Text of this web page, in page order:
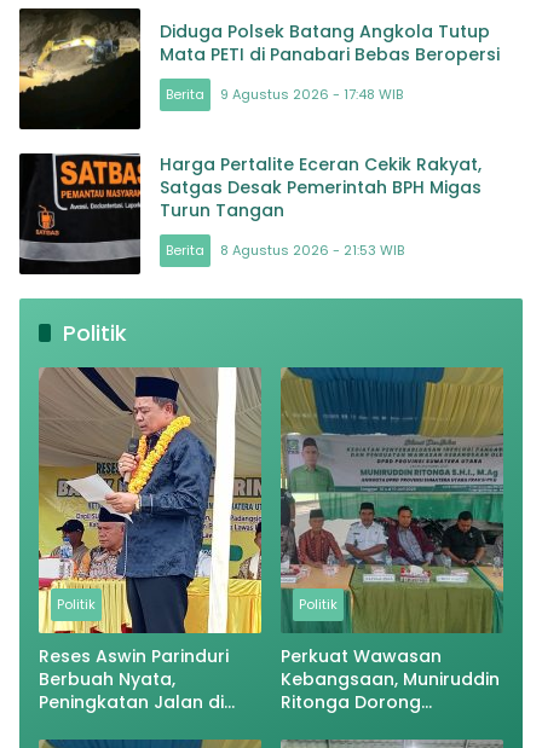
Diduga Polsek Batang Angkola Tutup
Mata PETI di Panabari Bebas Beropersi
Berita 9 Agustus 2026 - 17:48 WIB
Harga Pertalite Eceran Cekik Rakyat,
Satgas Desak Pemerintah BPH Migas
Turun Tangan
Berita 8 Agustus 2026 - 21:53 WIB
Politik
Politik
Reses Aswin Parinduri
Berbuah Nyata,
Peningkatan Jalan di
Politik
Perkuat Wawasan
Kebangsaan, Muniruddin
Ritonga Dorong